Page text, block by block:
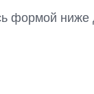
формой ниже